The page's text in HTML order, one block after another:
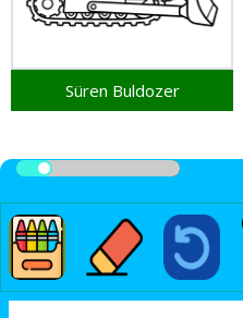
Süren Buldozer